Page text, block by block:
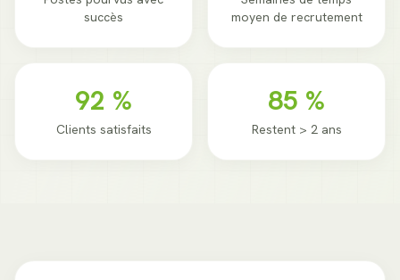
succès
moyen de recrutement
92 %
Clients satisfaits
85 %
Restent > 2 ans